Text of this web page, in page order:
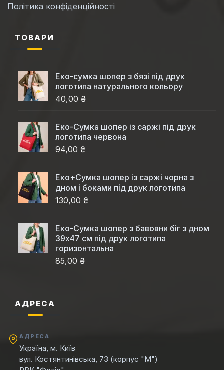
Політика конфіденційності
ТОВАРИ
Еко-сумка шопер з бязі під друк
логотипа натурального кольору
40,00 ₴
Еко-Cумка шопер із саржі під друк
логотипа червона
94,00 ₴
Еко+Сумка шопер із саржі чорна з
дном і боками під друк логотипа
130,00 ₴
Еко-Сумка шопер з бавовни біг з дном
39x47 см під друк логотипа
горизонтальна
85,00 ₴
АДРЕСА
АДРЕСА
Україна, м. Київ
вул. Костянтинівська, 73 (корпус "М")